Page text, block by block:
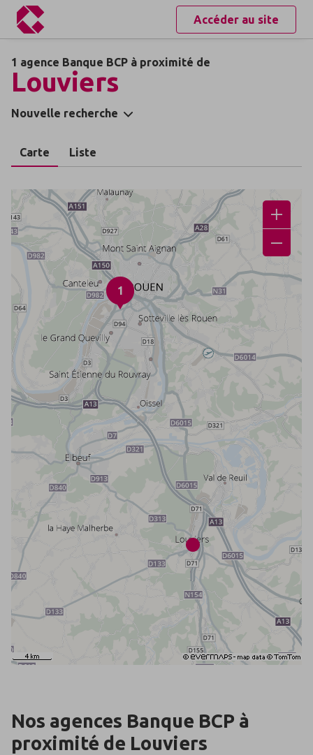
Accéder au site
1 agence Banque BCP à proximité de
Louviers
Nouvelle recherche
Carte Liste
1
Nos agences Banque BCP à
proximité de Louviers